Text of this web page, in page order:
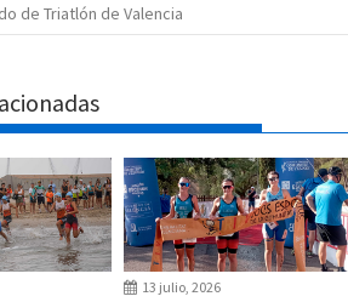
de Triatlón de Valencia
13 julio, 2026